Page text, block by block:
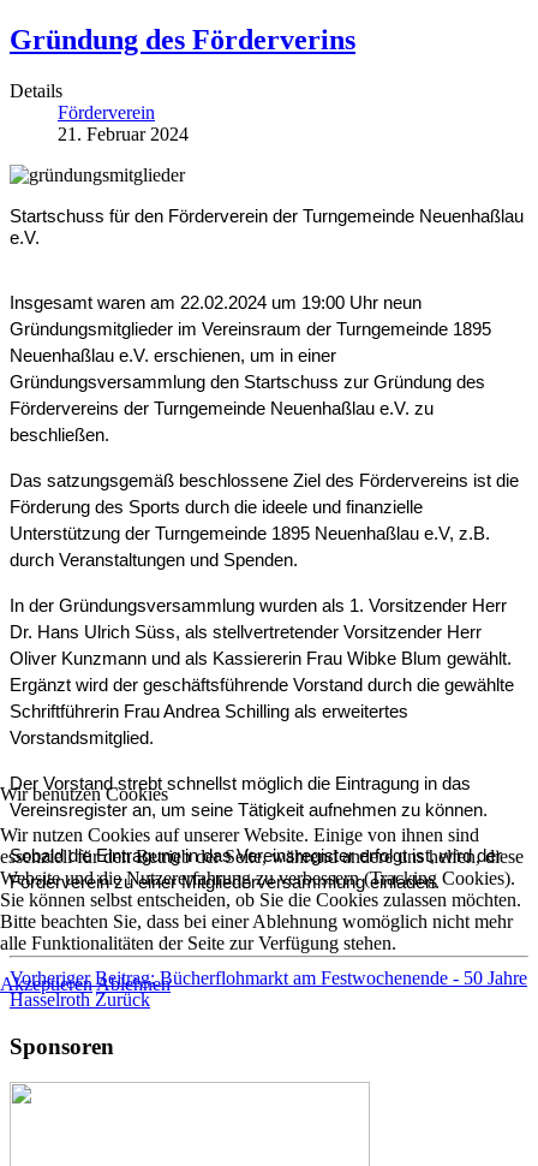
Gründung des Förderverins
Details
Förderverein
21. Februar 2024
Startschuss für den Förderverein der Turngemeinde Neuenhaßlau
e.V.
Insgesamt waren am 22.02.2024 um 19:00 Uhr neun
Gründungsmitglieder im Vereinsraum der Turngemeinde 1895
Neuenhaßlau e.V. erschienen, um in einer
Gründungsversammlung den Startschuss zur Gründung des
Fördervereins der Turngemeinde Neuenhaßlau e.V. zu
beschließen.
Das satzungsgemäß beschlossene Ziel des Fördervereins ist die
Förderung des Sports durch die ideele und finanzielle
Unterstützung der Turngemeinde 1895 Neuenhaßlau e.V, z.B.
durch Veranstaltungen und Spenden.
In der Gründungsversammlung wurden als 1. Vorsitzender Herr
Dr. Hans Ulrich Süss, als stellvertretender Vorsitzender Herr
Oliver Kunzmann und als Kassiererin Frau Wibke Blum gewählt.
Ergänzt wird der geschäftsführende Vorstand durch die gewählte
Schriftführerin Frau Andrea Schilling als erweitertes
Vorstandsmitglied.
Der Vorstand strebt schnellst möglich die Eintragung in das
Vereinsregister an, um seine Tätigkeit aufnehmen zu können.
Sobald die Eintragung in das Vereinsregister erfolgt ist, wird der
Förderverein zu einer Mitgliederversammlung einladen.
Vorheriger Beitrag: Bücherflohmarkt am Festwochenende - 50 Jahre
HasselrothZurück
Sponsoren
Wir benutzen Cookies
Wir nutzen Cookies auf unserer Website. Einige von ihnen sind
essenziell für den Betrieb der Seite, während andere uns helfen, diese
Website und die Nutzererfahrung zu verbessern (Tracking Cookies).
Sie können selbst entscheiden, ob Sie die Cookies zulassen möchten.
Bitte beachten Sie, dass bei einer Ablehnung womöglich nicht mehr
alle Funktionalitäten der Seite zur Verfügung stehen.
AkzeptierenAblehnen